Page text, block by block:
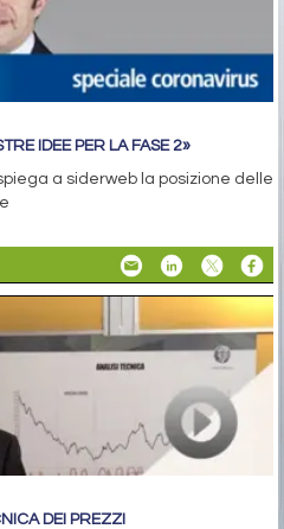
IDEE PER LA FASE 2»
a siderweb la posizione delle
DEI PREZZI